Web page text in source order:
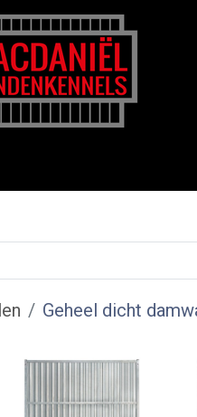
Geheel dicht